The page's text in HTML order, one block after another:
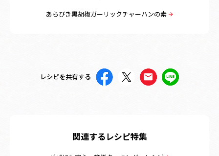
あらびき黒胡椒ガーリックチャーハンの素
レシピを共有する
関連するレシピ特集